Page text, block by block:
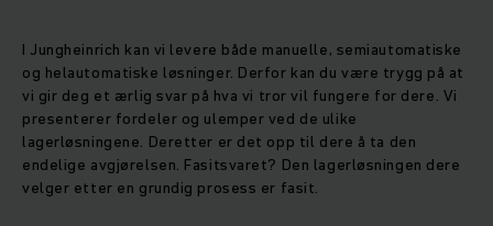
I Jungheinrich kan vi levere både manuelle, semiautomatiske
og helautomatiske løsninger. Derfor kan du være trygg på at
vi gir deg et ærlig svar på hva vi tror vil fungere for dere. Vi
presenterer fordeler og ulemper ved de ulike
lagerløsningene. Deretter er det opp til dere å ta den
endelige avgjørelsen. Fasitsvaret? Den lagerløsningen dere
velger etter en grundig prosess er fasit.